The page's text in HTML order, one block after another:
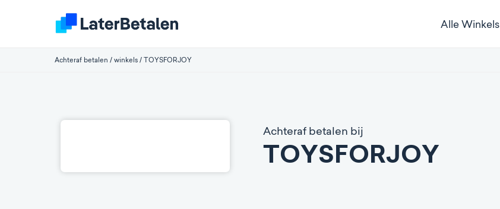
Alle Winkels
Achteraf betalen / winkels / TOYSFORJOY
Achteraf betalen bij
TOYSFORJOY